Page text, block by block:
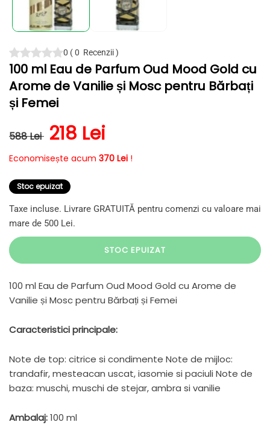
fereastră
modală
0 (0 Recenzii)
100 ml Eau de Parfum Oud Mood Gold cu
Arome de Vanilie și Mosc pentru Bărbați
și Femei
Preț obișnuit
588 Lei Preț redus
218 Lei
Economisește acum 370 Lei !
Stoc epuizat
Taxe incluse. Livrare GRATUITĂ pentru comenzi cu valoare mai
mare de 500 Lei.
STOC EPUIZAT
100 ml Eau de Parfum Oud Mood Gold cu Arome de
Vanilie și Mosc pentru Bărbați și Femei
Caracteristici principale:
Note de top: citrice si condimente Note de mijloc:
trandafir, mesteacan uscat, iasomie si paciuli Note de
baza: muschi, muschi de stejar, ambra si vanilie
Ambalaj:100 ml